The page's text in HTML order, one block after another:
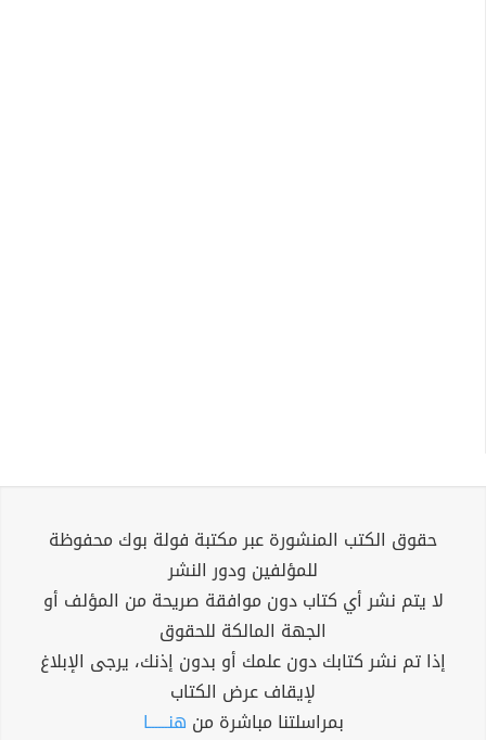
حقوق الكتب المنشورة عبر مكتبة فولة بوك محفوظة
للمؤلفين ودور النشر
لا يتم نشر أي كتاب دون موافقة صريحة من المؤلف أو
الجهة المالكة للحقوق
إذا تم نشر كتابك دون علمك أو بدون إذنك، يرجى الإبلاغ
لإيقاف عرض الكتاب
بمراسلتنا مباشرة من هنــــــا